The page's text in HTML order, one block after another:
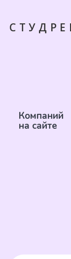
Компаний
на сайте